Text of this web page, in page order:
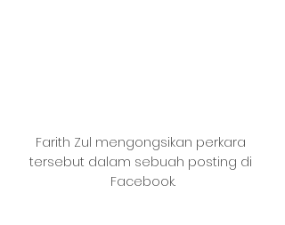
Farith Zul mengongsikan perkara
tersebut dalam sebuah posting di
Facebook.